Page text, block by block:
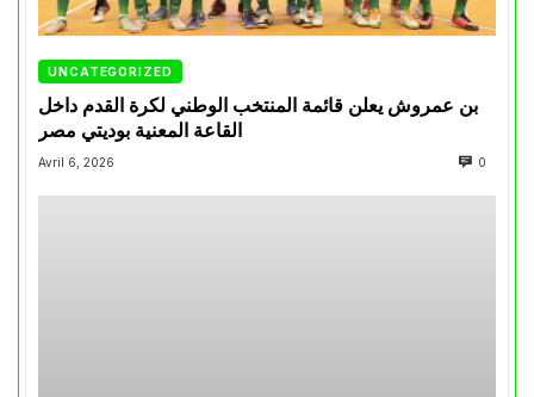
UNCATEGORIZED
بن عمروش يعلن قائمة المنتخب الوطني لكرة القدم داخل
القاعة المعنية بوديتي مصر
Avril 6, 2026 0